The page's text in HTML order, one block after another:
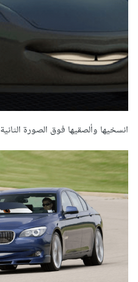
انسخيها وألصقيها فوق الصورة الثانية: